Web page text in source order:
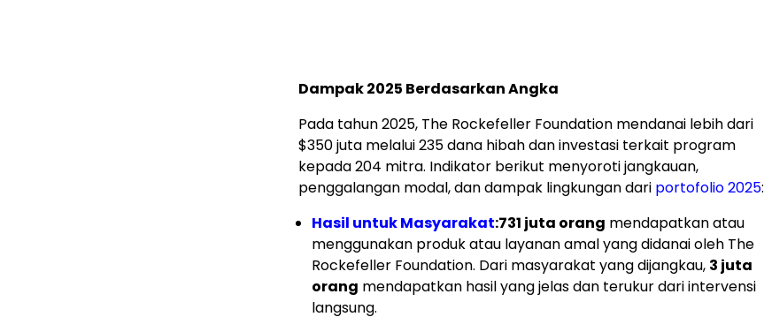
Dampak 2025 Berdasarkan Angka
Pada tahun 2025, The Rockefeller Foundation mendanai lebih dari
$350 juta melalui 235 dana hibah dan investasi terkait program
kepada 204 mitra. Indikator berikut menyoroti jangkauan,
penggalangan modal, dan dampak lingkungan dari portofolio 2025:
Hasil untuk Masyarakat:731 juta orang mendapatkan atau
menggunakan produk atau layanan amal yang didanai oleh The
Rockefeller Foundation. Dari masyarakat yang dijangkau, 3 juta
orang mendapatkan hasil yang jelas dan terukur dari intervensi
langsung.